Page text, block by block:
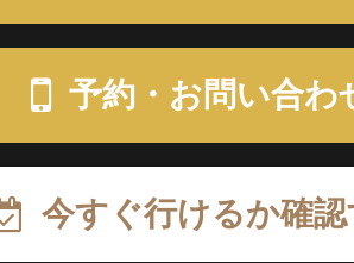
予約・お問い合わ
今すぐ行けるか確